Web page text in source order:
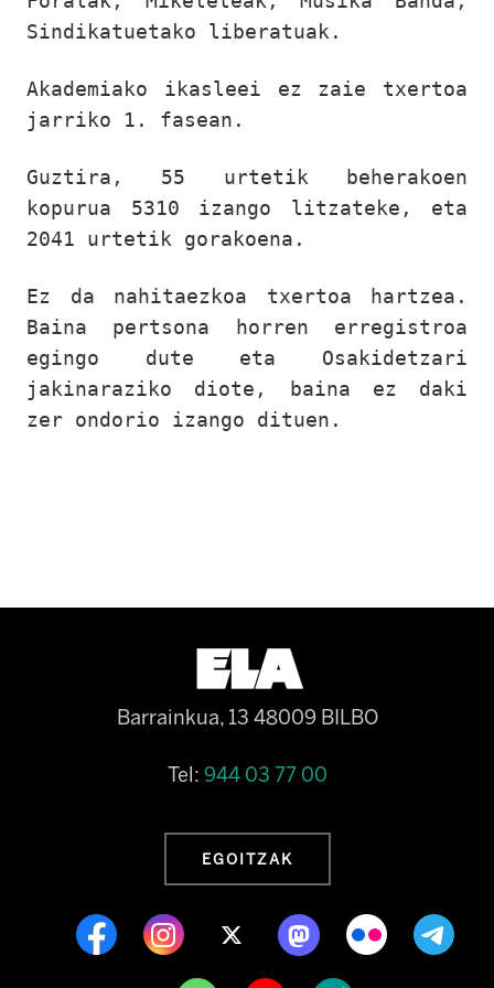
Sindikatuetako liberatuak.
Akademiako ikasleei ez zaie txertoa
jarriko 1. fasean.
Guztira, 55 urtetik beherakoen
kopurua 5310 izango litzateke, eta
2041 urtetik gorakoena.
Ez da nahitaezkoa txertoa hartzea.
Baina pertsona horren erregistroa
egingo dute eta Osakidetzari
jakinaraziko diote, baina ez daki
zer ondorio izango dituen.
Barrainkua, 13 48009 BILBO
Tel: 944 03 77 00
EGOITZAK